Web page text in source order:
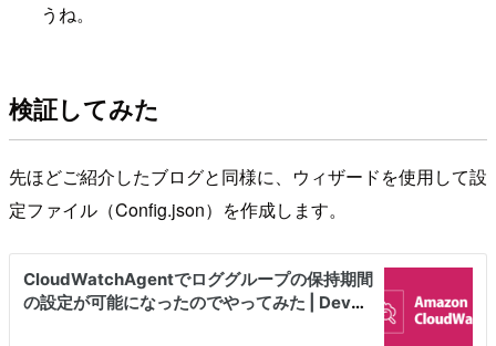
うね。
検証してみた
先ほどご紹介したブログと同様に、ウィザードを使用して設
定ファイル（Config.json）を作成します。